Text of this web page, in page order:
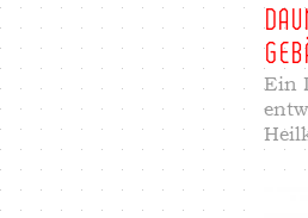
Ein